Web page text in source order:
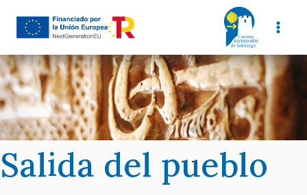
Salida del pueblo